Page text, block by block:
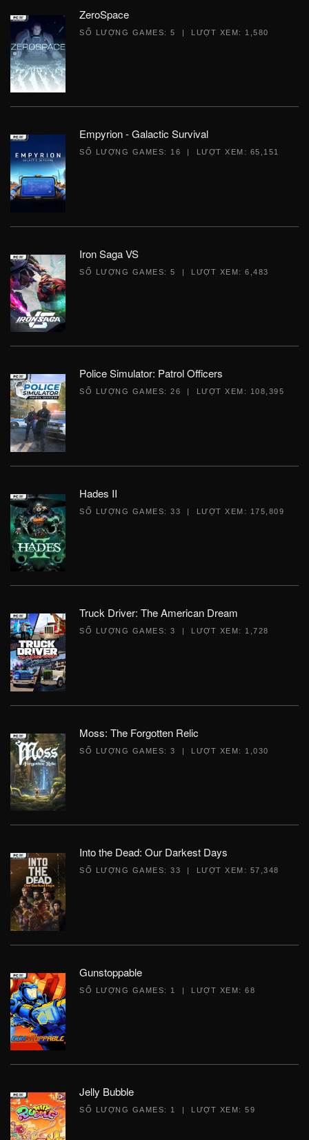
ZeroSpace
SỐ LƯỢNG GAMES: 5 | LƯỢT XEM: 1,580
Empyrion - Galactic Survival
SỐ LƯỢNG GAMES: 16 | LƯỢT XEM: 65,151
Iron Saga VS
SỐ LƯỢNG GAMES: 5 | LƯỢT XEM: 6,483
Police Simulator: Patrol Officers
SỐ LƯỢNG GAMES: 26 | LƯỢT XEM: 108,395
Hades II
SỐ LƯỢNG GAMES: 33 | LƯỢT XEM: 175,809
Truck Driver: The American Dream
SỐ LƯỢNG GAMES: 3 | LƯỢT XEM: 1,728
Moss: The Forgotten Relic
SỐ LƯỢNG GAMES: 3 | LƯỢT XEM: 1,030
Into the Dead: Our Darkest Days
SỐ LƯỢNG GAMES: 33 | LƯỢT XEM: 57,348
Gunstoppable
SỐ LƯỢNG GAMES: 1 | LƯỢT XEM: 68
Jelly Bubble
SỐ LƯỢNG GAMES: 1 | LƯỢT XEM: 59